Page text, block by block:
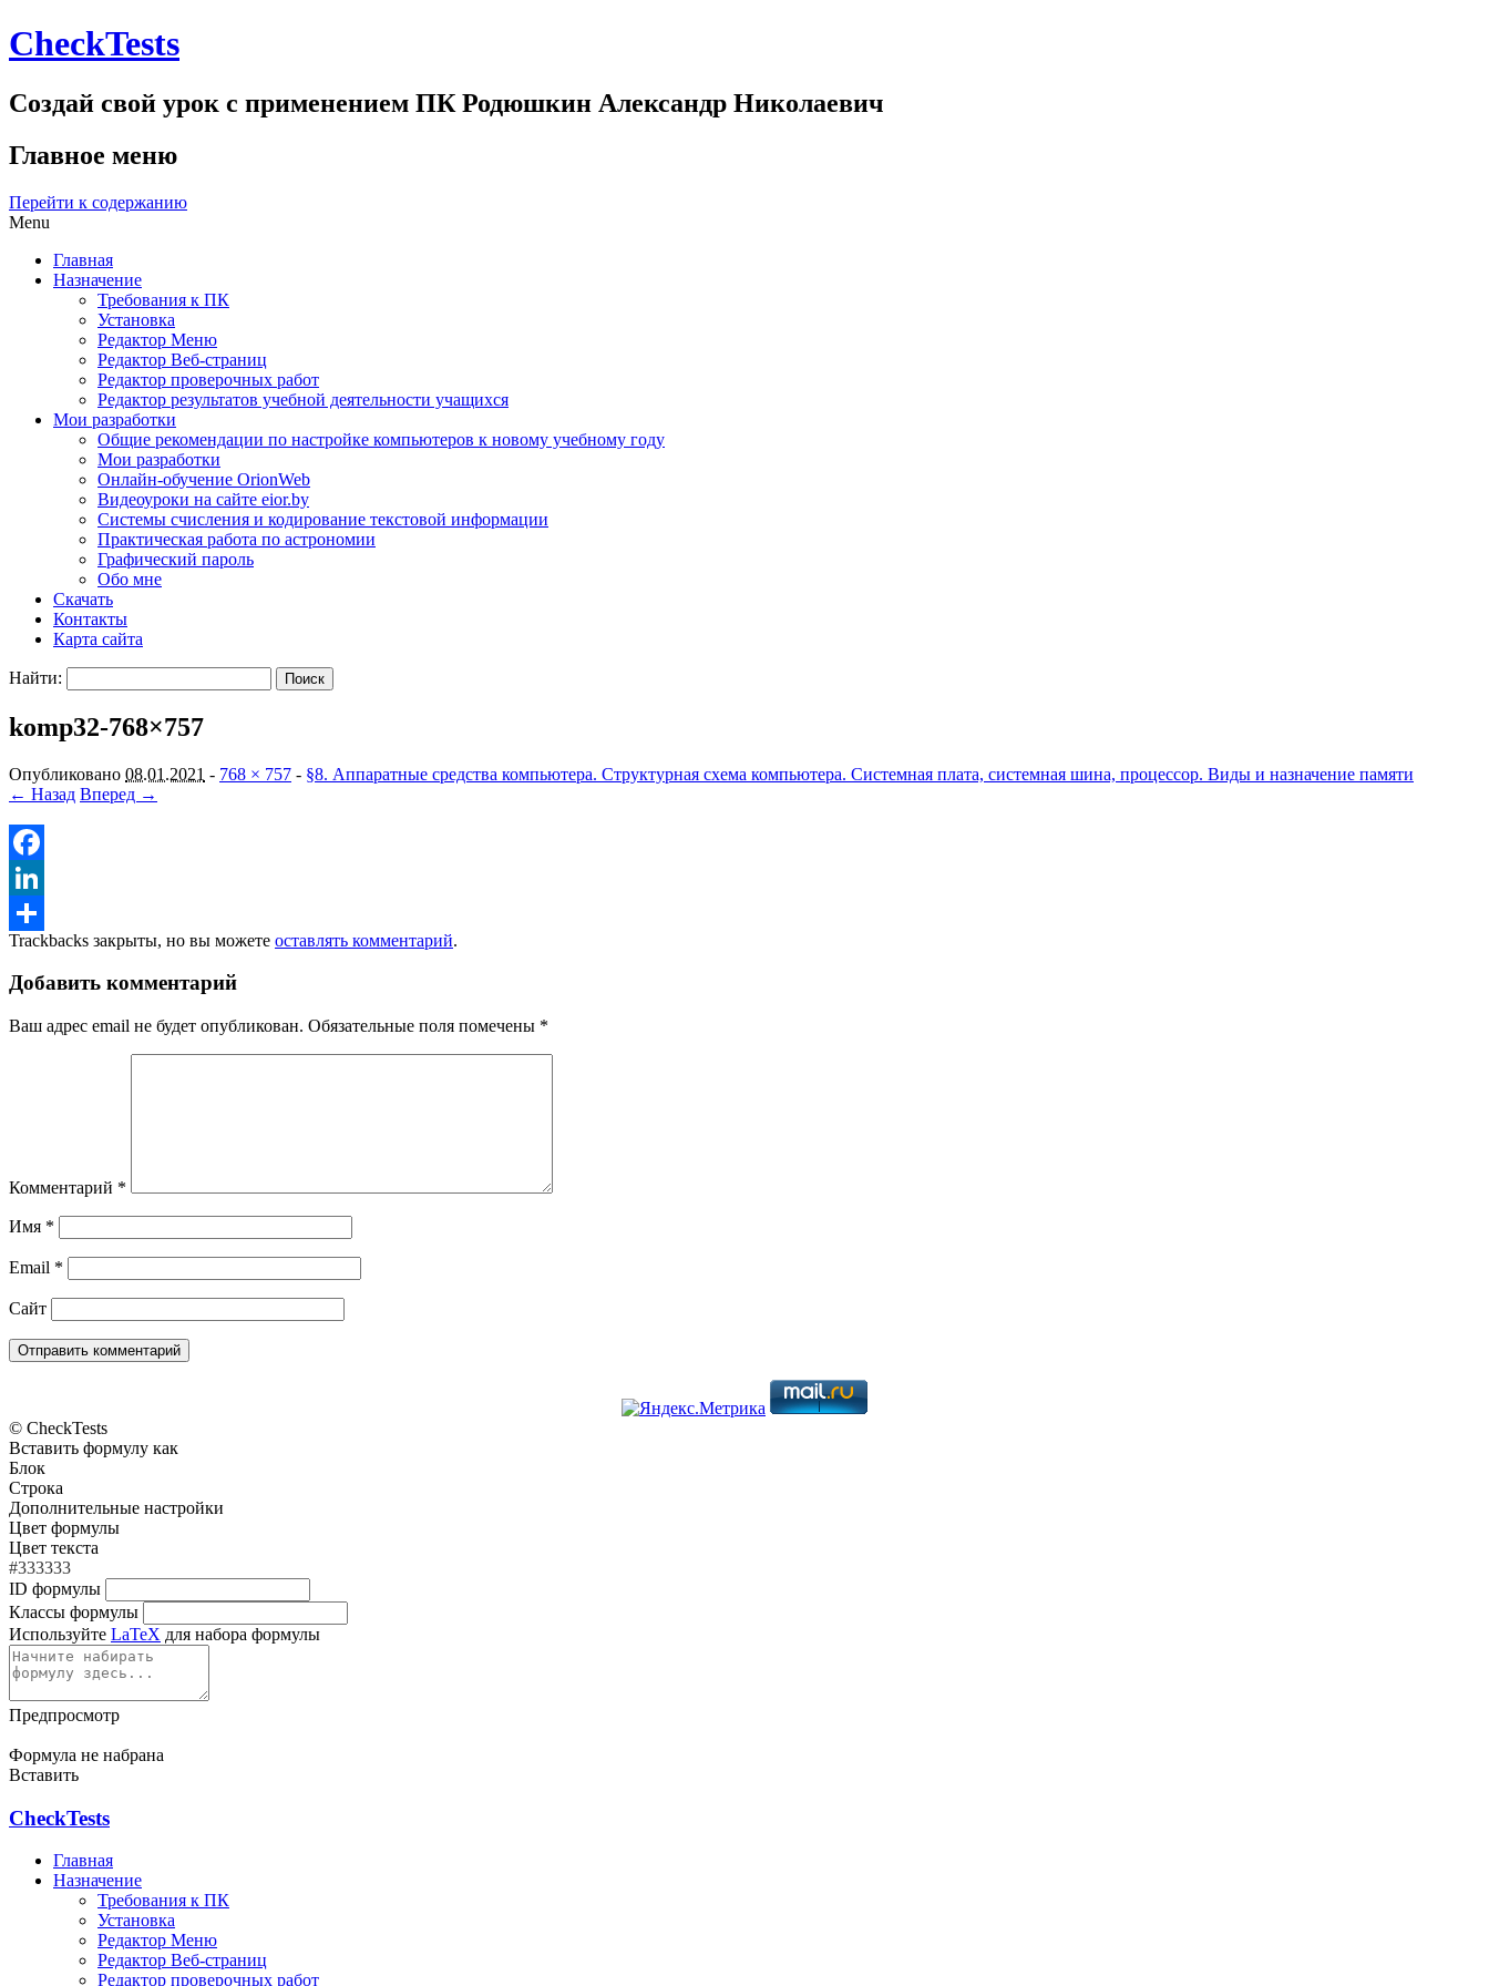
CheckTests
Создай свой урок с применением ПК Родюшкин Александр Николаевич
Главное меню
Перейти к содержанию
Menu
Главная
Назначение
Требования к ПК
Установка
Редактор Меню
Редактор Веб-страниц
Редактор проверочных работ
Редактор результатов учебной деятельности учащихся
Мои разработки
Общие рекомендации по настройке компьютеров к новому учебному году
Мои разработки
Онлайн-обучение OrionWeb
Видеоуроки на сайте eior.by
Системы счисления и кодирование текстовой информации
Практическая работа по астрономии
Графический пароль
Обо мне
Скачать
Контакты
Карта сайта
Найти:
komp32-768×757
Опубликовано 08.01.2021 - 768 × 757 - §8. Аппаратные средства компьютера. Структурная схема компьютера. Системная плата, системная шина, процессор. Виды и назначение памяти
← Назад Вперед →
Facebook
LinkedIn
Отправить
Trackbacks закрыты, но вы можете оставлять комментарий.
Добавить комментарий
Ваш адрес email не будет опубликован. Обязательные поля помечены *
Комментарий *
Имя *
Email *
Сайт
© CheckTests
Вставить формулу как
Блок
Строка
Дополнительные настройки
Цвет формулы
Цвет текста
#333333
ID формулы
Классы формулы
Используйте LaTeX для набора формулы
Предпросмотр
Формула не набрана
Вставить
CheckTests
Главная
Назначение
Требования к ПК
Установка
Редактор Меню
Редактор Веб-страниц
Редактор проверочных работ